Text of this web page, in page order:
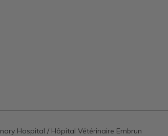
Hospital / Hôpital Vétérinaire Embrun